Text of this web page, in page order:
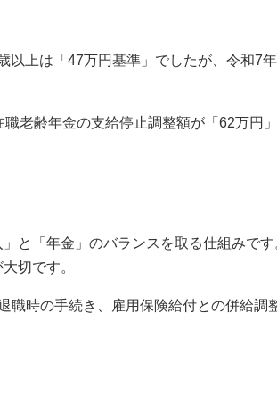
以上は「47万円基準」でしたが、令和7
老齢年金の支給停止調整額が「62万円
と「年金」のバランスを取る仕組みで
切です。
職時の手続き、雇用保険給付との併給